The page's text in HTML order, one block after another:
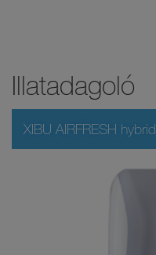
Illatadagoló
XIBU AIRFRESH hybrid